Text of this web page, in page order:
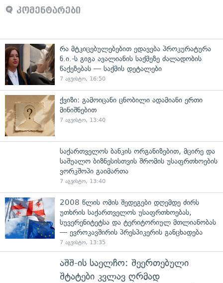
კომენტარები
რა მტკიცებულებებით ედავება პროკურატურა
ნ.ი.-ს გიგა ავალიანის საქმეზე ძალადობის
წაქეზებას — საქმის დეტალები
7 აგვისტო, 16:50
ქვიზი: გამოიცანი ცნობილი ადამიანი ერთი
მინიშნებით
7 აგვისტო, 13:40
საქართველოს ბანკის ორგანიზებით, მცირე და
საშუალო ბიზნესისთვის შრომის უსაფრთხოების
ვორკშოპი გაიმართა
7 აგვისტო, 13:40
2008 წლის ომის შედეგები დღემდე ძირს
უთხრის საქართველოს უსაფრთხოებას,
სუვერენიტეტსა და ტერიტორიულ მთლიანობას
— ევროკავშირის პრესპიკერის განცხადება
7 აგვისტო, 13:35
აშშ-ის საელჩო: შეერთებული
შტატები კვლავ ღრმად